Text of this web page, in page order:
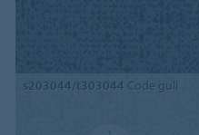
s203044/t303044 Code gull